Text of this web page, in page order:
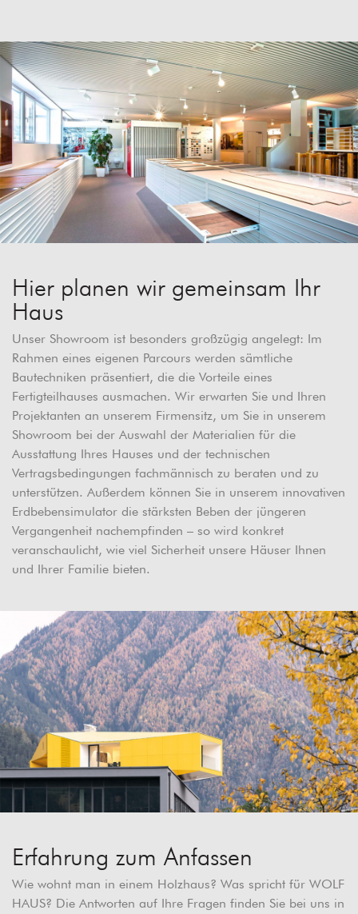
Hier planen wir gemeinsam Ihr
Haus
Unser Showroom ist besonders großzügig angelegt: Im
Rahmen eines eigenen Parcours werden sämtliche
Bautechniken präsentiert, die die Vorteile eines
Fertigteilhauses ausmachen. Wir erwarten Sie und Ihren
Projektanten an unserem Firmensitz, um Sie in unserem
Showroom bei der Auswahl der Materialien für die
Ausstattung Ihres Hauses und der technischen
Vertragsbedingungen fachmännisch zu beraten und zu
unterstützen. Außerdem können Sie in unserem innovativen
Erdbebensimulator die stärksten Beben der jüngeren
Vergangenheit nachempfinden – so wird konkret
veranschaulicht, wie viel Sicherheit unsere Häuser Ihnen
und Ihrer Familie bieten.
Erfahrung zum Anfassen
Wie wohnt man in einem Holzhaus? Was spricht für WOLF
HAUS? Die Antworten auf Ihre Fragen finden Sie bei uns in